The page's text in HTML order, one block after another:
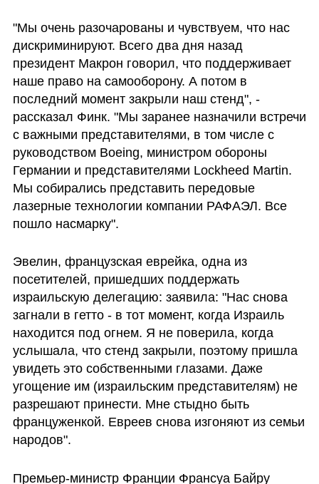
"Мы очень разочарованы и чувствуем, что нас
дискриминируют. Всего два дня назад
президент Макрон говорил, что поддерживает
наше право на самооборону. А потом в
последний момент закрыли наш стенд", -
рассказал Финк. "Мы заранее назначили встречи
с важными представителями, в том числе с
руководством Boeing, министром обороны
Германии и представителями Lockheed Martin.
Мы собирались представить передовые
лазерные технологии компании РАФАЭЛ. Все
пошло насмарку".
Эвелин, французская еврейка, одна из
посетителей, пришедших поддержать
израильскую делегацию: заявила: "Нас снова
загнали в гетто - в тот момент, когда Израиль
находится под огнем. Я не поверила, когда
услышала, что стенд закрыли, поэтому пришла
увидеть это собственными глазами. Даже
угощение им (израильским представителям) не
разрешают принести. Мне стыдно быть
француженкой. Евреев снова изгоняют из семьи
народов".
Премьер-министр Франции Франсуа Байру